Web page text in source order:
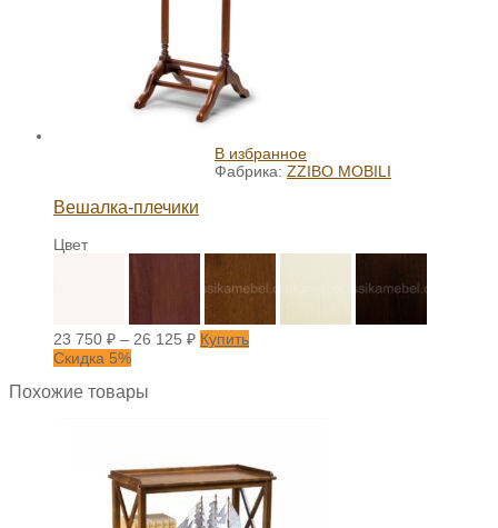
В избранное
Фабрика: ZZIBO MOBILI
Вешалка-плечики
Цвет
23 750 ₽ – 26 125 ₽ Купить
Скидка 5%
Похожие товары